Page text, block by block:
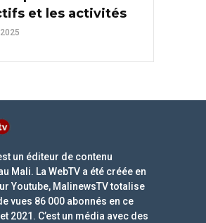
et les activités
un éditeur de contenu
Mali. La WebTV a été créée en
Youtube, MalinewsTV totalise
vues 86 000 abonnés en ce
2021. C’est un média avec des